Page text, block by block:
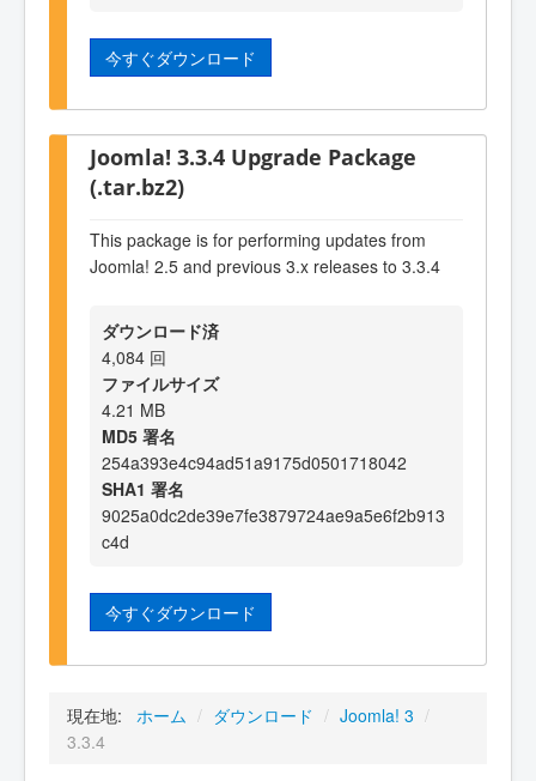
今すぐダウンロード
Joomla! 3.3.4 Upgrade Package
(.tar.bz2)
This package is for performing updates from
Joomla! 2.5 and previous 3.x releases to 3.3.4
ダウンロード済
4,084 回
ファイルサイズ
4.21 MB
MD5 署名
254a393e4c94ad51a9175d0501718042
SHA1 署名
9025a0dc2de39e7fe3879724ae9a5e6f2b913
c4d
今すぐダウンロード
現在地: ホーム / ダウンロード / Joomla! 3 /
3.3.4